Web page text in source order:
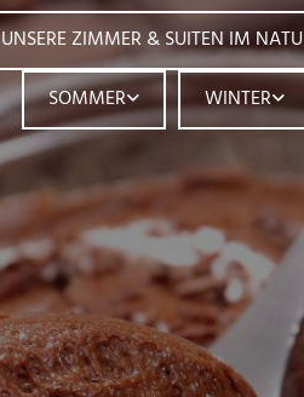
UNSERE ZIMMER & SUITEN IM
SOMMER
WINTER